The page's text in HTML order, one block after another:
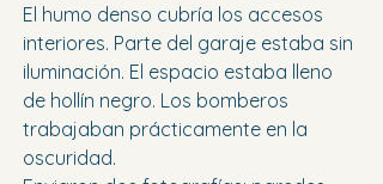
El humo denso cubría los accesos
interiores. Parte del garaje estaba sin
iluminación. El espacio estaba lleno
de hollín negro. Los bomberos
trabajaban prácticamente en la
oscuridad.